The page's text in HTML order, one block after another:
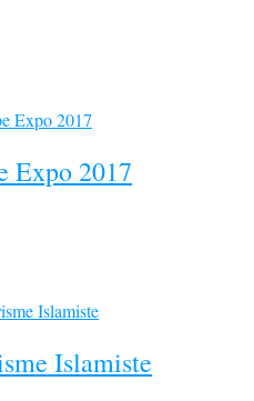
Expo 2017
Islamiste